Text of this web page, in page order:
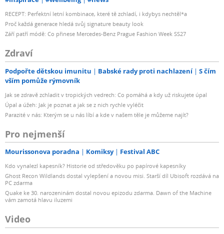
RECEPT: Perfektní letní kombinace, které tě zchladí, i kdybys nechtěl*a
Proč každá generace hledá svůj signature beauty look
Září patří módě: Co přinese Mercedes-Benz Prague Fashion Week SS27
Zdraví
Podpořte dětskou imunitu Babské rady proti nachlazení
S čím
vším pomůže rýmovník
Jak se zdravě zchladit v tropických vedrech: Co pomáhá a kdy už riskujete úpal
Úpal a úžeh: Jak je poznat a jak se z nich rychle vyléčit
Parazité v nás: Kterým se u nás líbí a kde v našem těle je můžeme najít?
Pro nejmenší
Mourissonova poradna Komiksy Festival ABC
Kdo vynalezl kapesník? Historie od středověku po papírové kapesníky
Ghost Recon Wildlands dostal vylepšení a novou misi. Starší díl Ubisoft rozdává na
PC zdarma
Quake ke 30. narozeninám dostal novou epizodu zdarma. Dawn of the Machine
vám zamotá hlavu iluzemi
Video